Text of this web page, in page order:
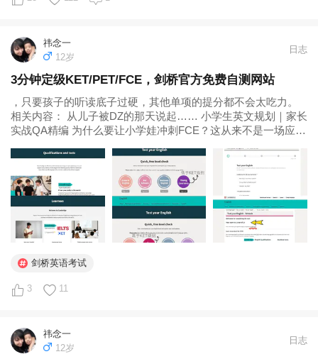
祎念一
12岁
日志
3分钟定级KET/PET/FCE，剑桥官方免费自测网站
，只要孩子的听读底子过硬，其他单项的提分都不会太吃力。
相关内容： 从儿子被DZ的那天说起…… 小学生英文规划｜家长
实战QA精编 为什么要让小学娃冲刺FCE？这从来不是一场应试
是投资还是浪费。...
剑桥英语考试
3 11
祎念一
12岁
日志